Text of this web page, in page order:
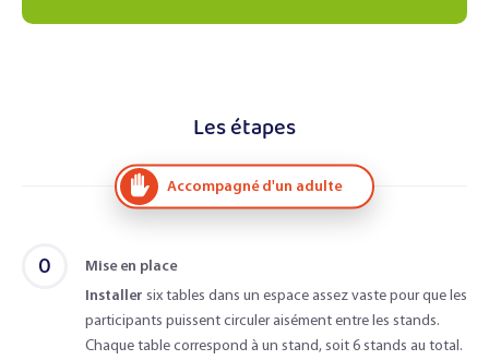
Les étapes
Accompagné d'un adulte
0
Mise en place
Installer six tables dans un espace assez vaste pour que les
participants puissent circuler aisément entre les stands.
Chaque table correspond à un stand, soit 6 stands au total.